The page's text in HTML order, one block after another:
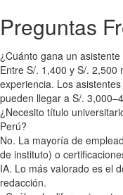
Preguntas
¿Cuánto gana un
Entre S/. 1,400 y S/.
experiencia. Los
pueden llegar a S/.
¿Necesito título
Perú?
No. La mayoría de
de instituto) o
IA. Lo más valorado es el
redacción.